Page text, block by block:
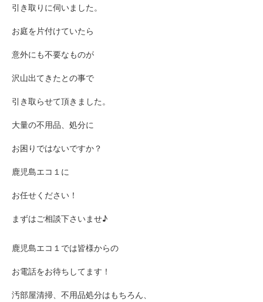
引き取りに伺いました。
お庭を片付けていたら
意外にも不要なものが
沢山出てきたとの事で
引き取らせて頂きました。
大量の不用品、処分に
お困りではないですか？
鹿児島エコ１に
お任せください！
まずはご相談下さいませ♪
鹿児島エコ１では皆様からの
お電話をお待ちしてます！
汚部屋清掃、不用品処分はもちろん、